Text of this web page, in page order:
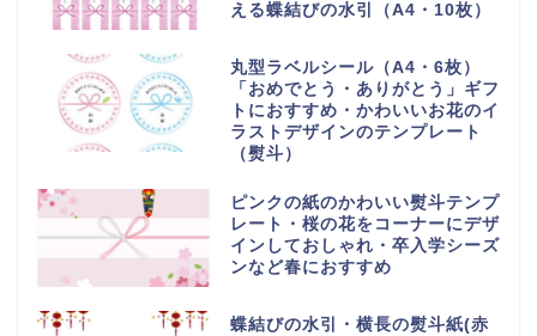
える蝶結びの水引（A4・10枚）
丸型ラベルシール（A4・6枚）
「おめでとう・ありがとう」ギフ
トにおすすめ・かわいいお花のイ
ラストデザインのテンプレート
（熨斗）
ピンクの紙のかわいい熨斗テンプ
レート・桜の花をコーナーにデザ
インしておしゃれ・卒入学シーズ
ンなど春におすすめ
蝶結びの水引・横長の熨斗紙(赤